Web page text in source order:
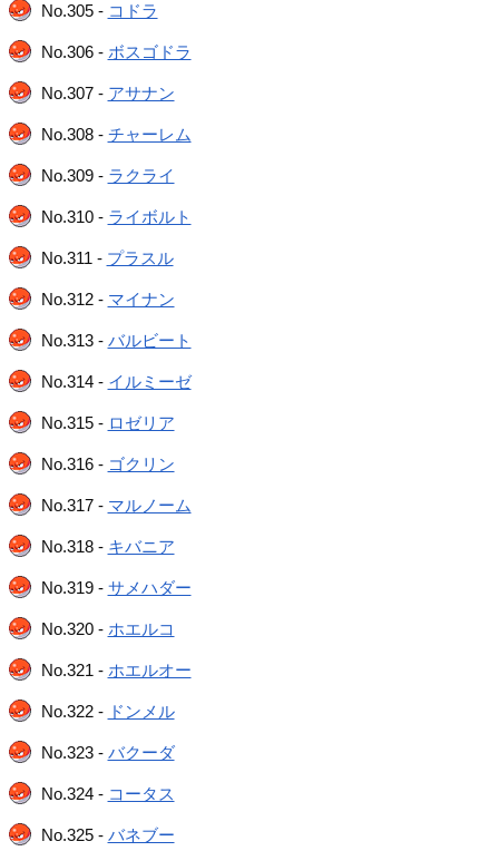
No.305 - コドラ
No.306 - ボスゴドラ
No.307 - アサナン
No.308 - チャーレム
No.309 - ラクライ
No.310 - ライボルト
No.311 - プラスル
No.312 - マイナン
No.313 - バルビート
No.314 - イルミーゼ
No.315 - ロゼリア
No.316 - ゴクリン
No.317 - マルノーム
No.318 - キバニア
No.319 - サメハダー
No.320 - ホエルコ
No.321 - ホエルオー
No.322 - ドンメル
No.323 - バクーダ
No.324 - コータス
No.325 - バネブー